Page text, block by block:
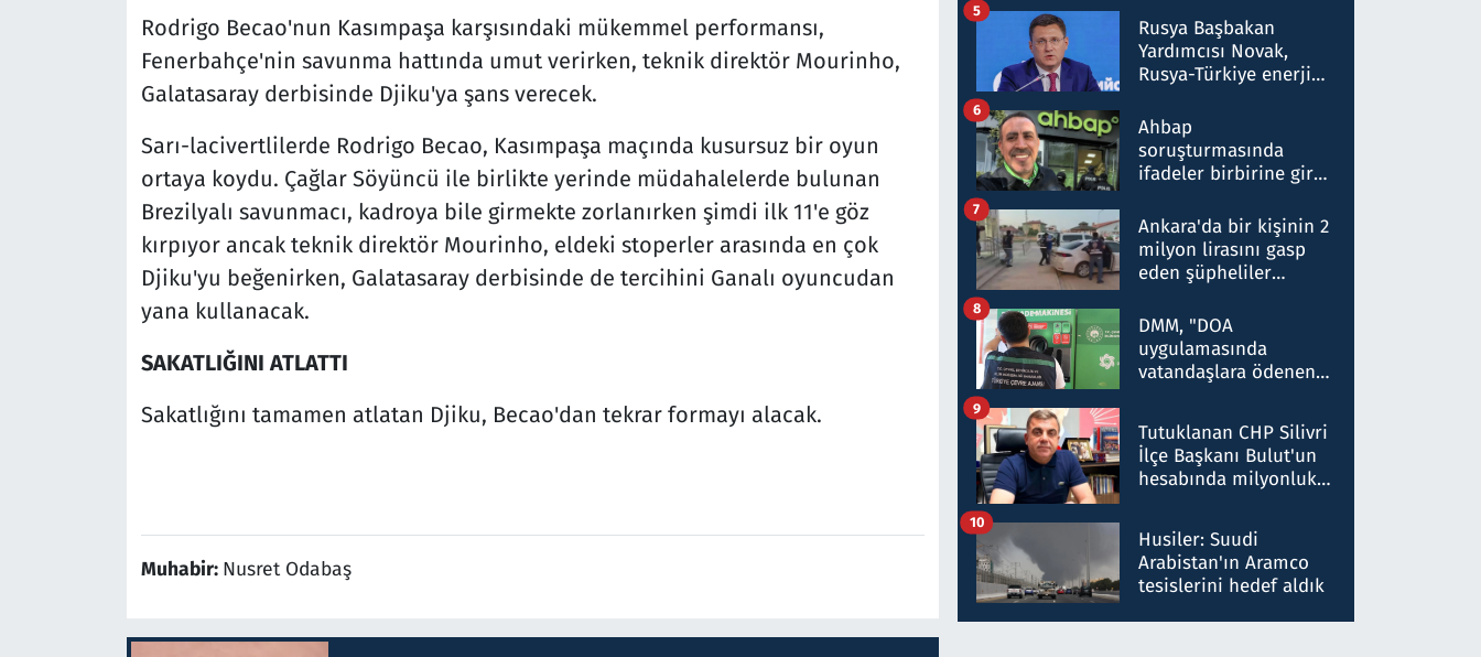
Rodrigo Becao'nun Kasımpaşa karşısındaki mükemmel performansı,
Fenerbahçe'nin savunma hattında umut verirken, teknik direktör Mourinho,
Galatasaray derbisinde Djiku'ya şans verecek.
Sarı-lacivertlilerde Rodrigo Becao, Kasımpaşa maçında kusursuz bir oyun
ortaya koydu. Çağlar Söyüncü ile birlikte yerinde müdahalelerde bulunan
Brezilyalı savunmacı, kadroya bile girmekte zorlanırken şimdi ilk 11'e göz
kırpıyor ancak teknik direktör Mourinho, eldeki stoperler arasında en çok
Djiku'yu beğenirken, Galatasaray derbisinde de tercihini Ganalı oyuncudan
yana kullanacak.
SAKATLIĞINI ATLATTI
Sakatlığını tamamen atlatan Djiku, Becao'dan tekrar formayı alacak.
Muhabir: Nusret Odabaş
Rusya Başbakan
Yardımcısı Novak,
Rusya-Türkiye enerji
nitelikte olduğunu
belirtti
5
Ahbap
soruşturmasında
ifadeler birbirine girdi:
ifadelerinden ortaya
çıkan tablo şok etti
6
Ankara'da bir kişinin 2
milyon lirasını gasp
eden şüpheliler
7
DMM, "DOA
uygulamasında
vatandaşlara ödenen
düşürüldüğü" iddiasını
yalanladı
8
Tutuklanan CHP Silivri
İlçe Başkanı Bulut'un
hesabında milyonluk
talimat verdi, ben
gönderdim
9
Husiler: Suudi
Arabistan'ın Aramco
tesislerini hedef aldık
10